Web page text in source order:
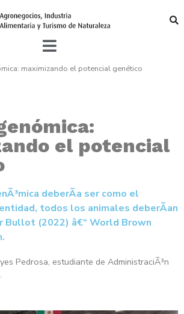
maximizando el potencial genético
el potencial
deberÃ­a ser como el
todos los animales deberÃ­an
Bullot (2022) â€“ World Brown
Pedrosa, estudiante de AdministraciÃ³n